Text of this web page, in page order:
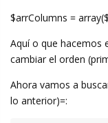
$arrColumns =
Aquí o que hacemos
cambiar el orden
Ahora vamos a
lo anterior)=: